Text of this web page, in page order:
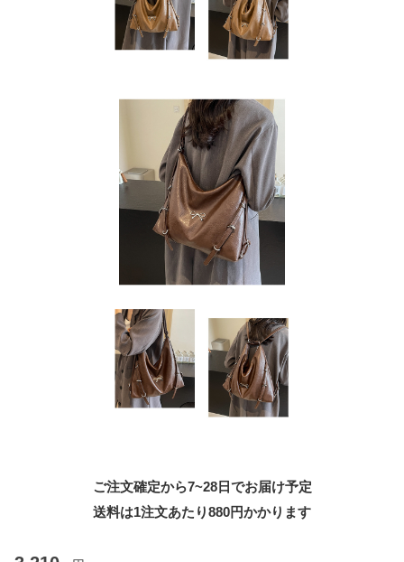
ご注文確定から7~28日でお届け予定
送料は1注文あたり880円かかります